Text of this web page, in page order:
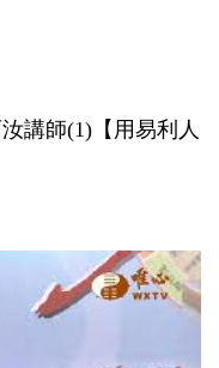
講師(1)【用易利人